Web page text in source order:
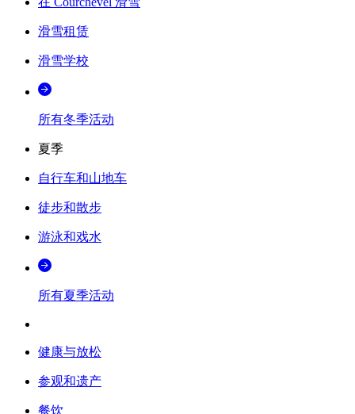
滑雪租赁
滑雪学校
所有冬季活动
夏季
自行车和山地车
徒步和散步
游泳和戏水
所有夏季活动
健康与放松
参观和遗产
餐饮